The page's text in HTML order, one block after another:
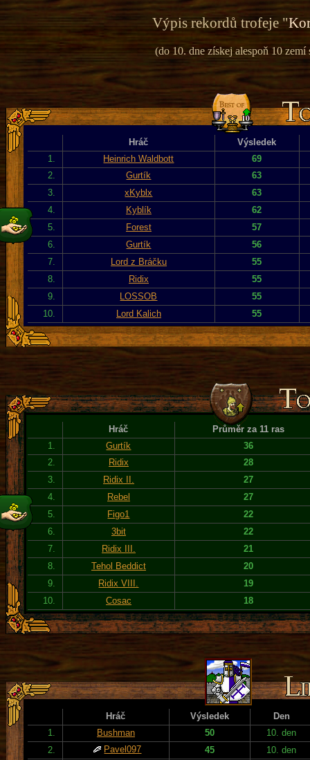
Výpis rekordů trofeje "
(do 10. dne získej alespoň 10
Hráč
Výsledek
1.
Heinrich Waldbott
69
2.
Gurtík
63
3.
xKyblx
63
4.
Kyblík
62
5.
Forest
57
6.
Gurtík
56
7.
Lord z Bráčku
55
8.
Ridix
55
9.
LOSSOB
55
10.
Lord Kalich 55
Hráč
Průměr za 11 ras
1.
Gurtík
36
2.
Ridix
28
3.
Ridix II.
27
4.
Rebel
27
5.
Figo1
22
6.
3bit
22
7.
Ridix III.
21
8.
Tehol Beddict
20
9.
Ridix VIII.
19
10.
Cosac 18
Hráč Výsledek
Den
1.
Bushman 50
10. den
2.
Pavel097 45
10. den